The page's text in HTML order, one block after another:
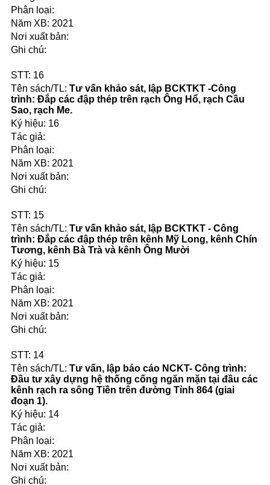
2021
16
Tư vấn khảo sát, lập BCKTKT -Công
trình: Đắp các đập thép trên rạch Ông Hổ, rạch Cầu
Sao, rạch Me.
16
2021
15
Tư vấn khảo sát, lập BCKTKT - Công
trình: Đắp các đập thép trên kênh Mỹ Long, kênh Chín
Tương, kênh Bà Trà và kênh Ông Mười
15
2021
14
Tư vấn, lập báo cáo NCKT- Công trình:
Đầu tư xây dựng hệ thống cống ngăn mặn tại đầu các
kênh rạch ra sông Tiền trên đường Tỉnh 864 (giai
đoạn 1).
14
2021